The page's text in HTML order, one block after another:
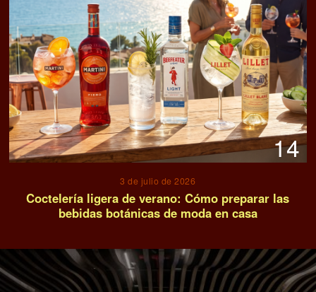
14
3 de julio de 2026
Coctelería ligera de verano: Cómo preparar las
bebidas botánicas de moda en casa